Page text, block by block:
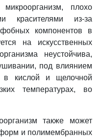
плохо
красителями из-за
компонентов в
на искусственных
неустойчива,
под влиянием
в кислой и щелочной
температурах, во
также может
форм и полимембранных